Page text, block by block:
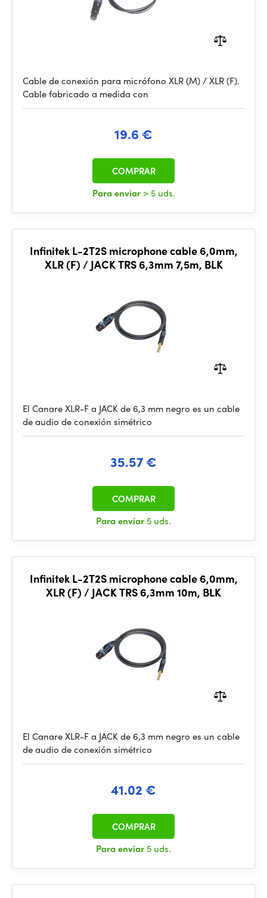
Cable de conexión para micrófono XLR (M) / XLR (F).
Cable fabricado a medida con
19.6 €
Para enviar > 5 uds.
COMPRAR
Infinitek L-2T2S microphone cable 6,0mm,
XLR (F) / JACK TRS 6,3mm 7,5m, BLK
El Canare XLR-F a JACK de 6,3 mm negro es un cable
de audio de conexión simétrico
35.57 €
Para enviar 5 uds.
COMPRAR
Infinitek L-2T2S microphone cable 6,0mm,
XLR (F) / JACK TRS 6,3mm 10m, BLK
El Canare XLR-F a JACK de 6,3 mm negro es un cable
de audio de conexión simétrico
41.02 €
Para enviar 5 uds.
COMPRAR